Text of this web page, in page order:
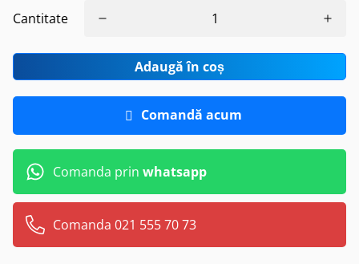
Cantitate
Adaugă în coș
Comandă acum
Comanda prin whatsapp
Comanda 021 555 70 73